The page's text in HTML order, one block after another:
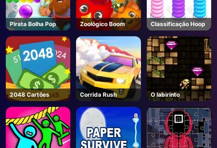
Pirata Bolha Pop Zoológico Boom Classificação Hoop
2048 Cartões Corrida Rush O labirinto